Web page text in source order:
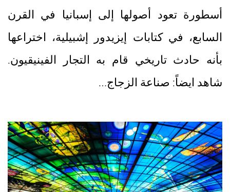
أسطورة تعود أصولها إلى إسبانيا في القرن
السابع، في كتابات إيزيدور إشبيلية، اختراعها
بأنه حادث تاريخي قام به التجار الفينيقيون.
شاهد ايضاً: صناعة الزجاج…